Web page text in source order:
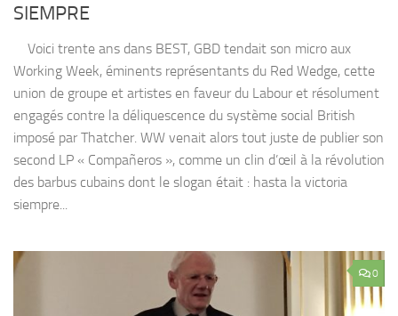
SIEMPRE
Voici trente ans dans BEST, GBD tendait son micro aux
Working Week, éminents représentants du Red Wedge, cette
union de groupe et artistes en faveur du Labour et résolument
engagés contre la déliquescence du système social British
imposé par Thatcher. WW venait alors tout juste de publier son
second LP « Compañeros », comme un clin d’œil à la révolution
des barbus cubains dont le slogan était : hasta la victoria
siempre...
0